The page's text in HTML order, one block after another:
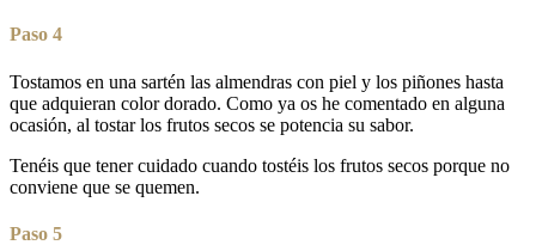
Paso 4
Tostamos en una sartén las almendras con piel y los piñones hasta
que adquieran color dorado. Como ya os he comentado en alguna
ocasión, al tostar los frutos secos se potencia su sabor.
Tenéis que tener cuidado cuando tostéis los frutos secos porque no
conviene que se quemen.
Paso 5